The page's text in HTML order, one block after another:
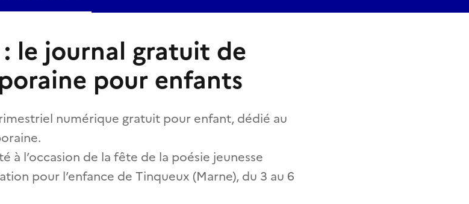
le journal gratuit de
pour enfants
numérique gratuit pour enfant, dédié au
à l’occasion de la fête de la poésie jeunesse
pour l’enfance de Tinqueux (Marne), du 3 au 6